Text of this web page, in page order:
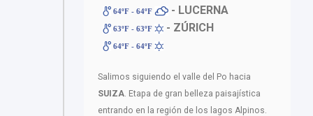
64ºF - 64ºF - LUCERNA
63ºF - 63ºF - ZÚRICH
64ºF - 64ºF
Salimos siguiendo el valle del Po hacia
SUIZA. Etapa de gran belleza paisajística
entrando en la región de los lagos Alpinos.